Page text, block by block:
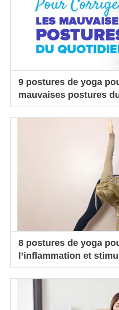
9 postures de yoga
mauvaises postures
8 postures de yoga
l’inflammation et